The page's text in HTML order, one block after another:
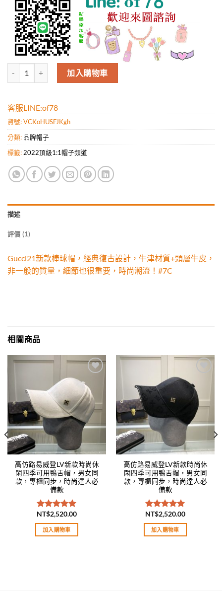
高仿Gucci21新款棒球帽，經典復古設計，牛津材質+頭層牛皮，非
加入購物車
客服LINE:of78
貨號:VCKoHUSFJKgh
分類: 品牌帽子
標籤: 2022頂級1:1帽子頻道
描述
評價 (1)
Gucci21新款棒球帽，經典復古設計，牛津材質+頭層牛皮，
非一般的質量，細節也很重要，時尚潮流！#7C
相關商品
Add to
wishlist
高仿路易威登LV新款時尚休
閑四季可用鴨舌帽，男女同
款，專櫃同步，時尚達人必
備款
評分5.00
滿分 5
NT$2,520.00
加入購物車
wishlist
高仿路易威登LV新款時尚休
閑四季可用鴨舌帽，男女同
款，專櫃同步，時尚達人必
備款
評分5.00
滿分 5
NT$2,520.00
加入購物車